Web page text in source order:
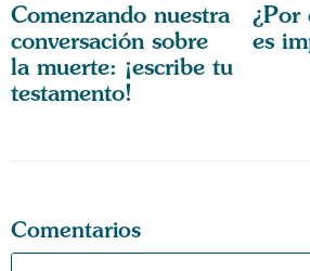
Comenzando nuestra
conversación sobre
la muerte: ¡escribe tu
testamento!
¿Por
es
Comentarios